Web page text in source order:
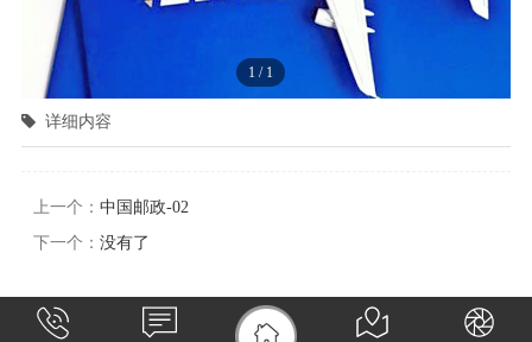
1 / 1
详细内容
上一个： 中国邮政-02
下一个： 没有了